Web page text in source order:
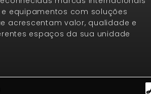
equipamentos com soluções
acrescentam valor, qualidade e
espaços da sua unidade